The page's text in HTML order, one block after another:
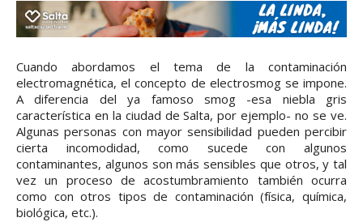
Cuando abordamos el tema de la contaminación
electromagnética, el concepto de electrosmog se impone.
A diferencia del ya famoso smog -esa niebla gris
característica en la ciudad de Salta, por ejemplo- no se ve.
Algunas personas con mayor sensibilidad pueden percibir
cierta incomodidad, como sucede con algunos
contaminantes, algunos son más sensibles que otros, y tal
vez un proceso de acostumbramiento también ocurra
como con otros tipos de contaminación (física, química,
biológica, etc.).